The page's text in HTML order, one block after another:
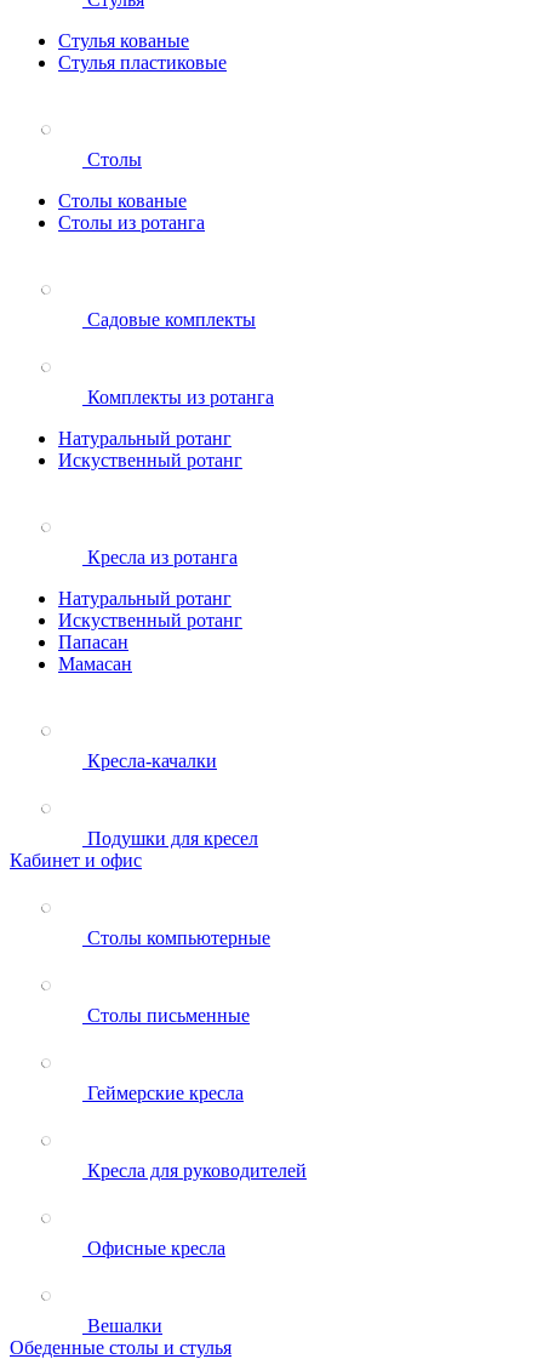
Стулья кованые
Стулья пластиковые
Столы
Столы кованые
Столы из ротанга
Садовые комплекты
Комплекты из ротанга
Натуральный ротанг
Искуственный ротанг
Кресла из ротанга
Натуральный ротанг
Искуственный ротанг
Папасан
Мамасан
Кресла-качалки
Подушки для кресел
Кабинет и офис
Столы компьютерные
Столы письменные
Геймерские кресла
Кресла для руководителей
Офисные кресла
Вешалки
Обеденные столы и стулья